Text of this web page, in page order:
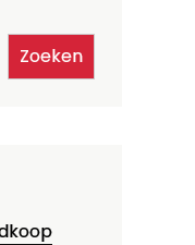
Zoeken